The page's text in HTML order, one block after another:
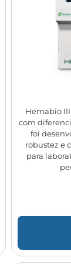
Hemabio
com
foi
robustez e
para